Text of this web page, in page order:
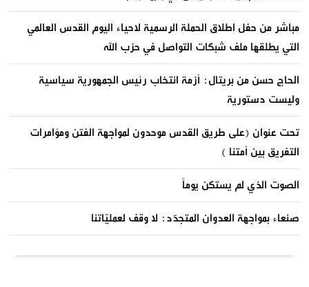
مباشر من حفل اطلاق الحملة الرسمية لاحياء اليوم القدس العالمي
التي يطلقها ملف شبكات التواصل في حزب الله
الحاج حسن من بريتال: أزمة انتخاب رئيس الجمهورية سياسية
وليست دستورية
تحت عنوان (على طريق القدس موحدون لمواجهة الفتن ومؤامرات
التفريق بين أمتنا )
الصوت الذي لم يستكن يوماً
صنعاء بمواجهة العدوان المتجدّد: لا وقف لعمليّاتنا